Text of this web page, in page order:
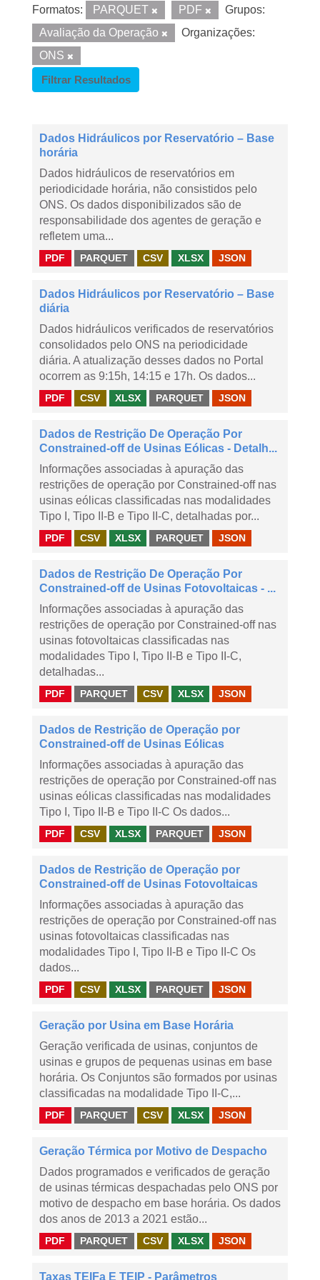
Formatos: PARQUET PDF
Grupos:
Avaliação da Operação
Organizações:
ONS
Filtrar Resultados
Dados Hidráulicos por Reservatório – Base
horária
Dados hidráulicos de reservatórios em
periodicidade horária, não consistidos pelo
ONS. Os dados disponibilizados são de
responsabilidade dos agentes de geração e
refletem uma...
PDF PARQUET CSV XLSX JSON
Dados Hidráulicos por Reservatório – Base
diária
Dados hidráulicos verificados de reservatórios
consolidados pelo ONS na periodicidade
diária. A atualização desses dados no Portal
ocorrem as 9:15h, 14:15 e 17h. Os dados...
PDF CSV XLSX PARQUET JSON
Dados de Restrição De Operação Por
Constrained-off de Usinas Eólicas - Detalh...
Informações associadas à apuração das
restrições de operação por Constrained-off nas
usinas eólicas classificadas nas modalidades
Tipo I, Tipo II-B e Tipo II-C, detalhadas por...
PDF CSV XLSX PARQUET JSON
Dados de Restrição De Operação Por
Constrained-off de Usinas Fotovoltaicas - ...
Informações associadas à apuração das
restrições de operação por Constrained-off nas
usinas fotovoltaicas classificadas nas
modalidades Tipo I, Tipo II-B e Tipo II-C,
detalhadas...
PDF PARQUET CSV XLSX JSON
Dados de Restrição de Operação por
Constrained-off de Usinas Eólicas
Informações associadas à apuração das
restrições de operação por Constrained-off nas
usinas eólicas classificadas nas modalidades
Tipo I, Tipo II-B e Tipo II-C Os dados...
PDF CSV XLSX PARQUET JSON
Dados de Restrição de Operação por
Constrained-off de Usinas Fotovoltaicas
Informações associadas à apuração das
restrições de operação por Constrained-off nas
usinas fotovoltaicas classificadas nas
modalidades Tipo I, Tipo II-B e Tipo II-C Os
dados...
PDF CSV XLSX PARQUET JSON
Geração por Usina em Base Horária
Geração verificada de usinas, conjuntos de
usinas e grupos de pequenas usinas em base
horária. Os Conjuntos são formados por usinas
classificadas na modalidade Tipo II-C,...
PDF PARQUET CSV XLSX JSON
Geração Térmica por Motivo de Despacho
Dados programados e verificados de geração
de usinas térmicas despachadas pelo ONS por
motivo de despacho em base horária. Os dados
dos anos de 2013 a 2021 estão...
PDF PARQUET CSV XLSX JSON
Taxas TEIFa E TEIP - Parâmetros